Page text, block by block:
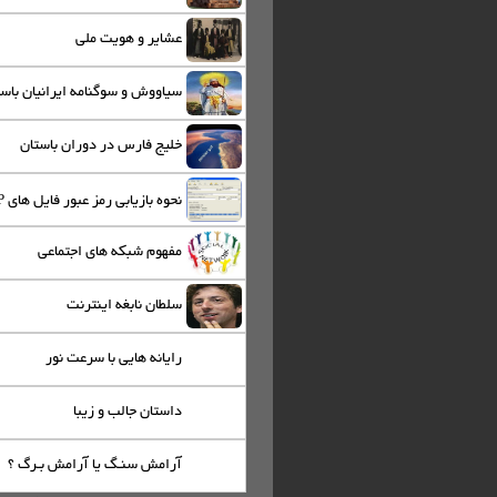
عشاير و هويت ملي
سياووش و سوگنامه ايرانيان
خلیج فارس در دوران باستان
نحوه بازیابی رمز عبور فایل های ZIP
مفهوم شبکه های اجتماعی
سلطان نابغه اینترنت
رایانه هایی با سرعت نور
داستان جالب و زیبا
آرامش سنـگ یا آرامش بـرگ ؟